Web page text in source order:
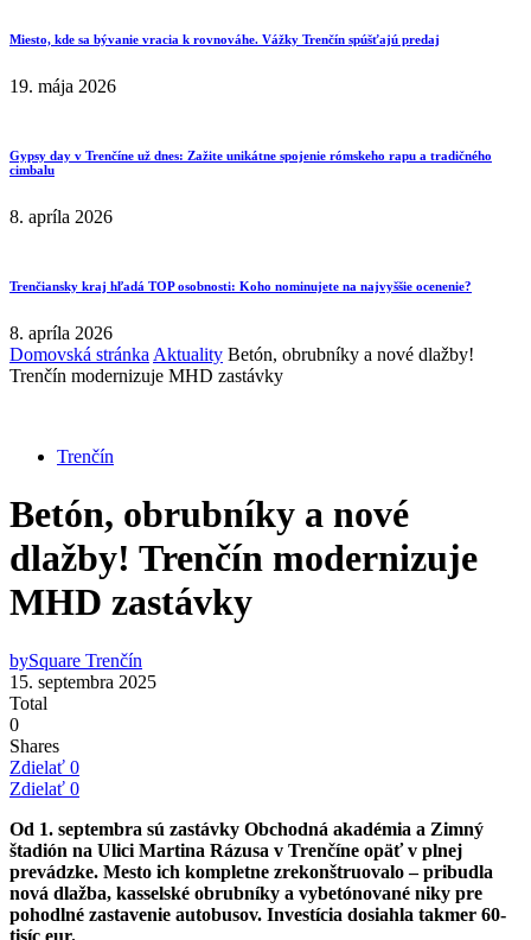
Miesto, kde sa bývanie vracia k rovnováhe. Vážky Trenčín spúšťajú predaj
19. mája 2026
Gypsy day v Trenčíne už dnes: Zažite unikátne spojenie rómskeho rapu a tradičného
cimbalu
8. apríla 2026
Trenčiansky kraj hľadá TOP osobnosti: Koho nominujete na najvyššie ocenenie?
8. apríla 2026
Domovská stránka Aktuality Betón, obrubníky a nové dlažby!
Trenčín modernizuje MHD zastávky
Trenčín
Betón, obrubníky a nové
dlažby! Trenčín modernizuje
MHD zastávky
bySquare Trenčín
15. septembra 2025
Total
0
Shares
Zdielať 0
Zdielať 0
Od 1. septembra sú zastávky Obchodná akadémia a Zimný
štadión na Ulici Martina Rázusa v Trenčíne opäť v plnej
prevádzke. Mesto ich kompletne zrekonštruovalo – pribudla
nová dlažba, kasselské obrubníky a vybetónované niky pre
pohodlné zastavenie autobusov. Investícia dosiahla takmer 60-
tisíc eur.